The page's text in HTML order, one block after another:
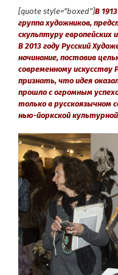
[quote style=”boxed”]В
группа художников,
скульптуру европейских
В 2013 году Русский
начинание, поставив
современному искусству
признать, что идея
прошла с огромным
только в русскоязычном
нью-йоркской